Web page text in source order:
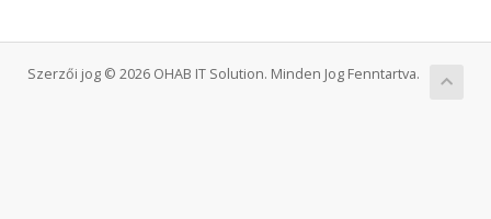
Szerzői jog © 2026 OHAB IT Solution. Minden Jog Fenntartva.